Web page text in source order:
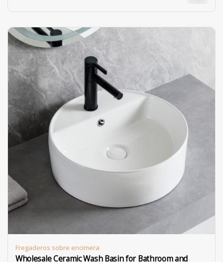
Fregaderos sobre encimera
Wholesale Ceramic Wash Basin for Bathroom and